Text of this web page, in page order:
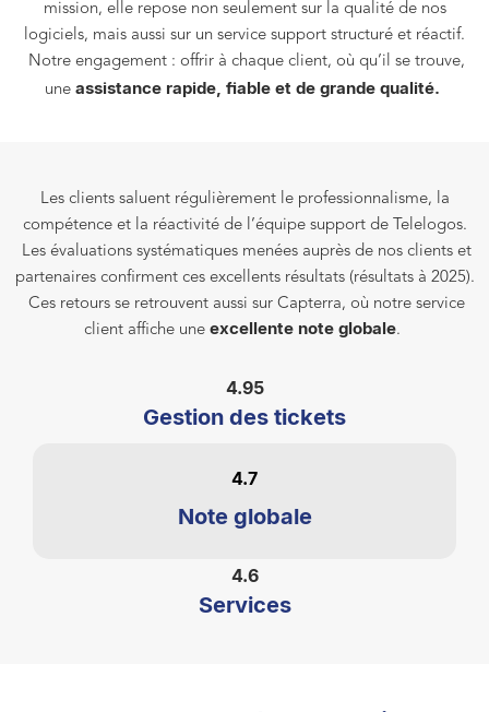
mission, elle repose non seulement sur la qualité de nos
logiciels, mais aussi sur un service support structuré et réactif.
Notre engagement : offrir à chaque client, où qu’il se trouve,
une assistance rapide, fiable et de grande qualité.
Les clients saluent régulièrement le professionnalisme, la
compétenceet la réactivitéde l’équipe supportdeTelelogos.
Les évaluations systématiques menées auprès de nos clients et
partenaires confirment ces excellents résultats (résultats à 2025).
Ces retours se retrouvent aussi sur Capterra, où notre service
client affiche une excellente note globale.
4.95
Gestion des tickets
4.7
Note globale
4.6
Services